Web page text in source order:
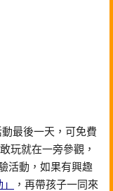
最後一天，可免費
玩就在一旁參觀，
活動，如果有興趣
，再帶孩子一同來